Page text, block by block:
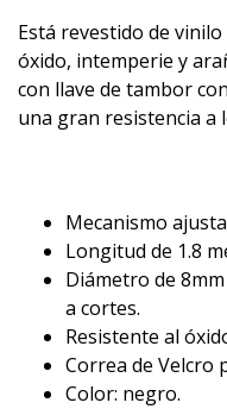
Está revestido de
óxido, intemperie y
con llave de tambor
una gran resistencia a
Mecanismo
Longitud de 1.8
Diámetro de
a cortes.
Resistente al
Correa de Velcro
Color: negro.